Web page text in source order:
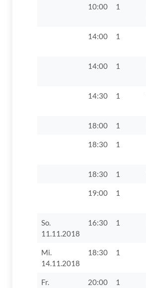
10:00 1
14:00 1
14:00 1
14:30 1
18:00 1
18:30 1
18:30 1
19:00 1
So.
11.11.2018
16:30 1
Mi.
14.11.2018
18:30 1
Fr.
20:00
1